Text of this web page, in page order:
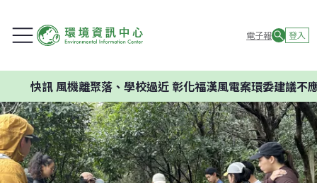
電子報 登入
機離聚落、學校過近 彰化福漢風電案環委建議不應開發